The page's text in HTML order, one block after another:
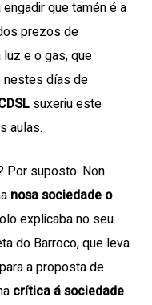
que tamén é a
prezos de
e o gas, que
nestes días de
suxeriu este
aulas.
Por suposto. Non
nosa sociedade o
explicaba no seu
do Barroco, que leva
a proposta de
crítica á sociedade